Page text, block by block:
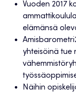
Vuoden 2017
elämänsä
yhteisöinä tue
Näihin